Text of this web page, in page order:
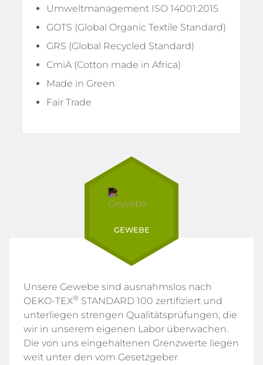
Umweltmanagement ISO 14001:2015
GOTS (Global Organic Textile Standard)
GRS (Global Recycled Standard)
CmiA (Cotton made in Africa)
Made in Green
Fair Trade
GEWEBE
Unsere Gewebe sind ausnahmslos nach
OEKO-TEX® STANDARD 100 zertifiziert und
unterliegen strengen Qualitätsprüfungen, die
wir in unserem eigenen Labor überwachen.
Die von uns eingehaltenen Grenzwerte liegen
weit unter den vom Gesetzgeber